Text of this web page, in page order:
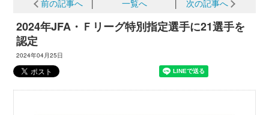
前の記事へ 一覧へ 次の記事へ
2024年JFA・Ｆリーグ特別指定選手に21選手を
認定
2024年04月25日